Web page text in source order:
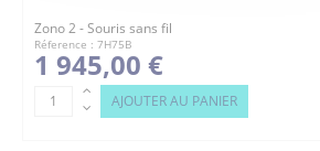
Zono 2 - Souris sans fil
Réference : 7H75B
1 945,00 €
AJOUTER AU PANIER